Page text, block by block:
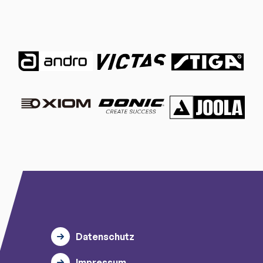
Datenschutz